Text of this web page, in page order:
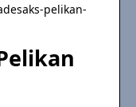
pelikan-